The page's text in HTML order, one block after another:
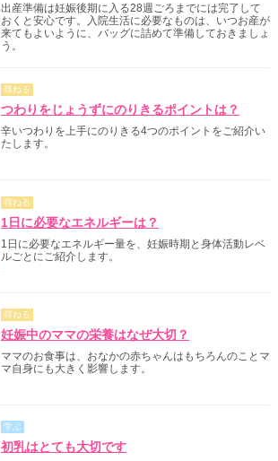
出産準備は妊娠後期に入る28週ごろまでには完了して
おくと安心です。入院生活に必要なものは、いつお産が
来てもよいように、バッグに詰めて準備しておきましょ
う。
尋ねる
つわりをじょうずにのりきるポイントは？
辛いつわりを上手にのりきる4つのポイントをご紹介い
たします。
尋ねる
1日に必要なエネルギーは？
1日に必要なエネルギー量を、妊娠時期と身体活動レベ
ルごとにご紹介します。
尋ねる
妊娠中のママの栄養はなぜ大切？
ママのお食事は、おなかの赤ちゃんはもちろんのことマ
マ自身にも大きく影響します。
学ぶ
初乳はとても大切です